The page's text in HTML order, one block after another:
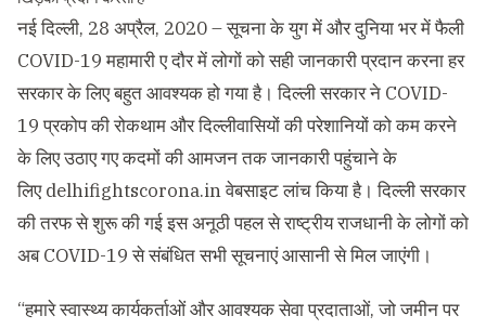
नई दिल्ली, 28 अप्रैल, 2020 – सूचना के युग में और दुनिया भर में फैली
COVID-19 महामारी ए दौर में लोगों को सही जानकारी प्रदान करना हर
सरकार के लिए बहुत आवश्यक हो गया है। दिल्ली सरकार ने COVID-
19 प्रकोप की रोकथाम और दिल्लीवासियों की परेशानियों को कम करने
के लिए उठाए गए कदमों की आमजन तक जानकारी पहुंचाने के
लिएdelhifightscorona.inवेबसाइट लांच किया है। दिल्ली सरकार
की तरफ से शुरू की गई इस अनूठी पहल से राष्ट्रीय राजधानी के लोगों को
अब COVID-19 से संबंधित सभी सूचनाएं आसानी से मिल जाएंगी।
“हमारे स्वास्थ्य कार्यकर्ताओं और आवश्यक सेवा प्रदाताओं, जो जमीन पर